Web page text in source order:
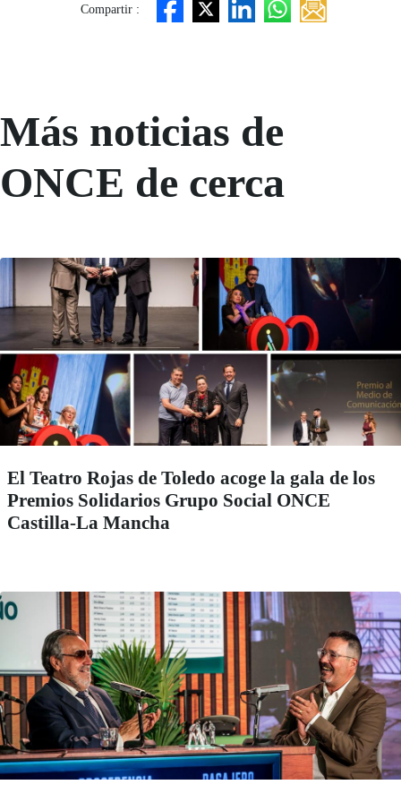
Compartir :
Más noticias de
ONCE de cerca
El Teatro Rojas de Toledo acoge la gala de los
Premios Solidarios Grupo Social ONCE
Castilla-La Mancha